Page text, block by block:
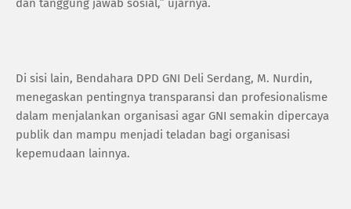
Di sisi lain, Bendahara DPD GNI Deli Serdang, M. Nurdin,
menegaskan pentingnya transparansi dan profesionalisme
dalam menjalankan organisasi agar GNI semakin dipercaya
publik dan mampu menjadi teladan bagi organisasi
kepemudaan lainnya.